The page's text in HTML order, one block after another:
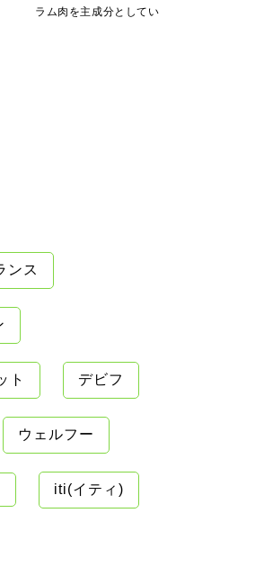
ラム肉を主成分としていま…
ンス
ト デビフ
ウェルフー
iti(イティ)